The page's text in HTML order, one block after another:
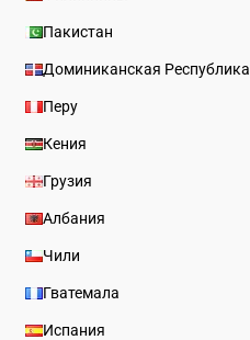
Пакистан
Доминиканская Республика
Перу
Кения
Грузия
Албания
Чили
Гватемала
Испания